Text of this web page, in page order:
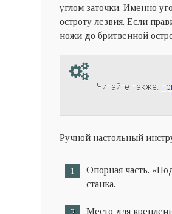
углом заточки. Именно
остроту лезвия. Если
ножи до бритвенной
Читайте также:
Ручной настольный
Опорная часть.
станка.
Место для